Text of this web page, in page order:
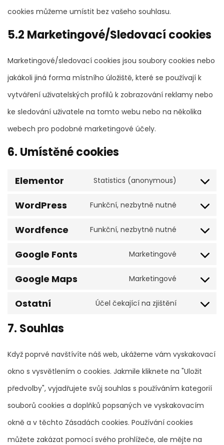
cookies můžeme umístit bez vašeho souhlasu.
5.2 Marketingové/Sledovací cookies
Marketingové/sledovací cookies jsou soubory cookies nebo
jakákoli jiná forma místního úložiště, které se používají k
vytváření uživatelských profilů k zobrazování reklamy nebo
ke sledování uživatele na tomto webu nebo na několika
webech pro podobné marketingové účely.
6. Umístěné cookies
Elementor Statistics (anonymous)
WordPress Funkční, nezbytně nutné
Wordfence Funkční, nezbytně nutné
Google Fonts Marketingové
Google Maps Marketingové
Ostatní Účel čekající na zjištění
7. Souhlas
Když poprvé navštívíte náš web, ukážeme vám vyskakovací
okno s vysvětlením o cookies. Jakmile kliknete na "Uložit
předvolby", vyjadřujete svůj souhlas s používáním kategorií
souborů cookies a doplňků popsaných ve vyskakovacím
okně a v těchto Zásadách cookies. Používání cookies
můžete zakázat pomocí svého prohlížeče, ale mějte na